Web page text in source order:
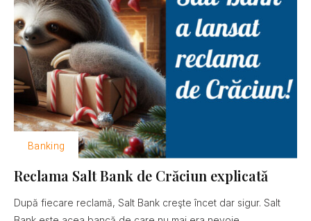
Banking
Reclama Salt Bank de Crăciun explicată
După fiecare reclamă, Salt Bank creşte încet dar sigur. Salt